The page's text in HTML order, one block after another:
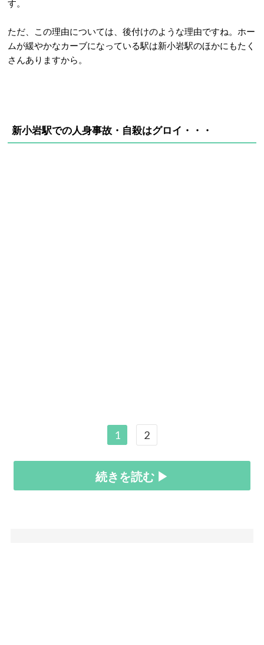
す。
ただ、この理由については、後付けのような理由ですね。ホー
ムが緩やかなカーブになっている駅は新小岩駅のほかにもたく
さんありますから。
新小岩駅での人身事故・自殺はグロイ・・・
1 2
続きを読む ▶